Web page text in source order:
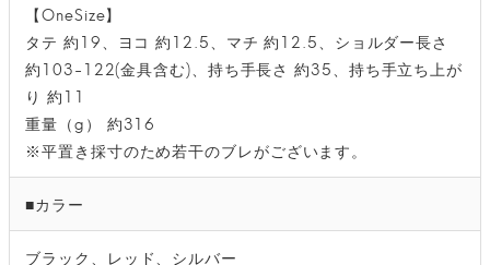
【OneSize】
タテ 約19、ヨコ 約12.5、マチ 約12.5、ショルダー長さ
約103-122(金具含む)、持ち手長さ 約35、持ち手立ち上が
り 約11
重量（g） 約316
※平置き採寸のため若干のブレがございます。
■カラー
ブラック、レッド、シルバー